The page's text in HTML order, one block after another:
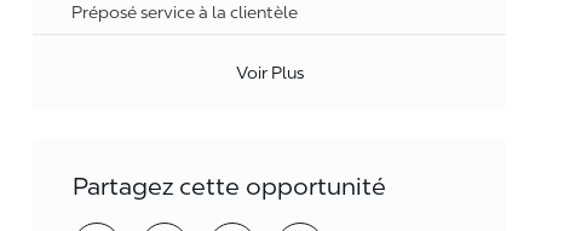
Catégorie
Préposé service à la clientèle
Voir Plus
Partagez cette opportunité